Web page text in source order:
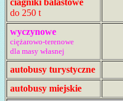
ciagniki balastowe
do 250 t
wyczynowe
ciężarowo-terenowe
dla masy własnej
autobusy turystyczne
autobusy miejskie